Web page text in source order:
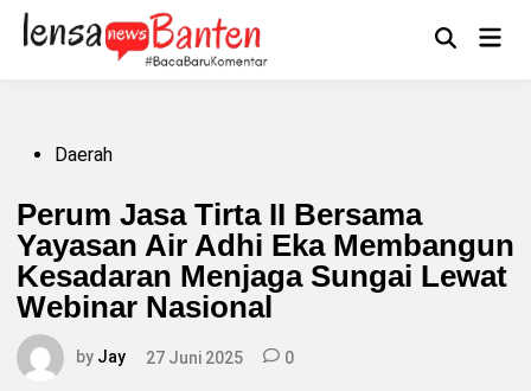
Skip
content
OpenMain
PostedDaerah
Perum Jasa Tirta II Bersama
Yayasan Air Adhi Eka Membangun
Kesadaran Menjaga Sungai Lewat
Webinar Nasional
by Jay 27 Juni 2025 0